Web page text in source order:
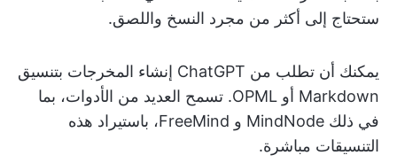
ستحتاج إلى أكثر من مجرد النسخ واللصق.
يمكنك أن تطلب من ChatGPT إنشاء المخرجات بتنسيق
Markdown أو OPML. تسمح العديد من الأدوات، بما
في ذلك MindNode و FreeMind، باستيراد هذه
التنسيقات مباشرة.